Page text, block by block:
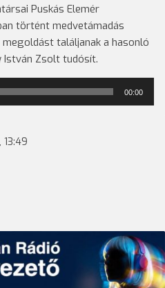
Puskás Elemér
történt medvetámadás
találjanak a hasonló
István Zsolt tudósít.
00:00